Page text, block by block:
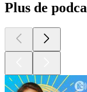
Plus de